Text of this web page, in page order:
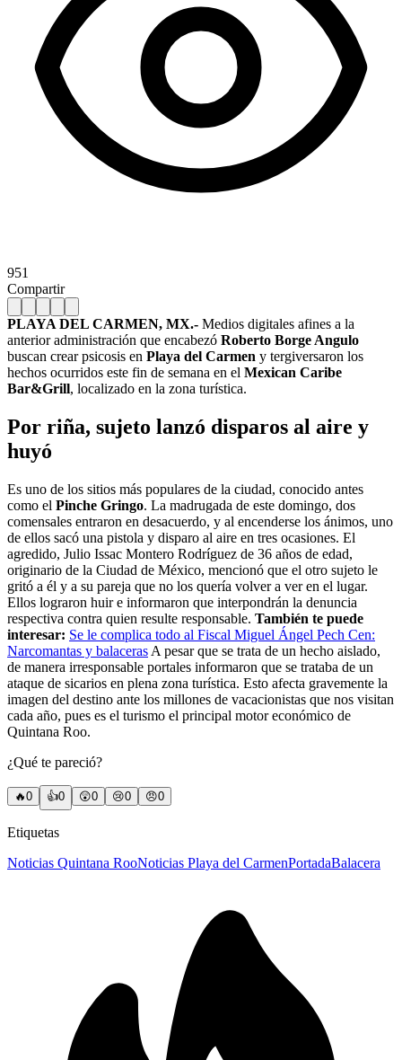
951
Compartir
PLAYA DEL CARMEN, MX.- Medios digitales afines a la
anterior administración que encabezó Roberto Borge Angulo
buscan crear psicosis en Playa del Carmen y tergiversaron los
hechos ocurridos este fin de semana en el Mexican Caribe
Bar&Grill, localizado en la zona turística.
Por riña, sujeto lanzó disparos al aire y
huyó
Es uno de los sitios más populares de la ciudad, conocido antes
como el Pinche Gringo. La madrugada de este domingo, dos
comensales entraron en desacuerdo, y al encenderse los ánimos, uno
de ellos sacó una pistola y disparo al aire en tres ocasiones. El
agredido, Julio Issac Montero Rodríguez de 36 años de edad,
originario de la Ciudad de México, mencionó que el otro sujeto le
gritó a él y a su pareja que no los quería volver a ver en el lugar.
Ellos lograron huir e informaron que interpondrán la denuncia
respectiva contra quien resulte responsable. También te puede
interesar: Se le complica todo al Fiscal Miguel Ángel Pech Cen:
Narcomantas y balaceras A pesar que se trata de un hecho aislado,
de manera irresponsable portales informaron que se trataba de un
ataque de sicarios en plena zona turística. Esto afecta gravemente la
imagen del destino ante los millones de vacacionistas que nos visitan
cada año, pues es el turismo el principal motor económico de
Quintana Roo.
¿Qué te pareció?
🔥0 👍0 😲0 😢0 😠0
Etiquetas
Noticias Quintana RooNoticias Playa del CarmenPortadaBalacera